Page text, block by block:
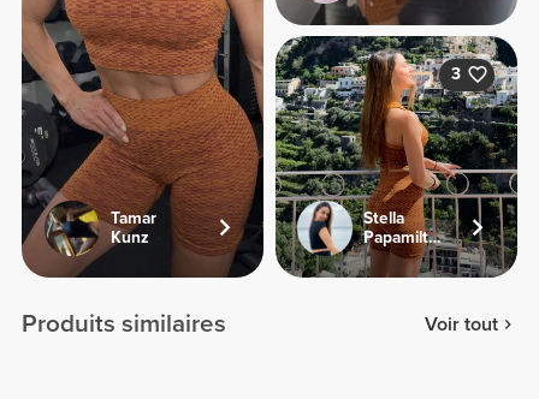
Tamar
Kunz
3
Stella
Papamiltiadous
Produits similaires Voir tout